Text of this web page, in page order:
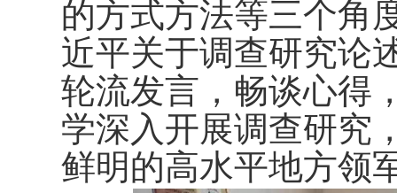
的方式方法等三个角
近平关于调查研究论
轮流发言，畅谈心得
学深入开展调查研究
鲜明的高水平地方领